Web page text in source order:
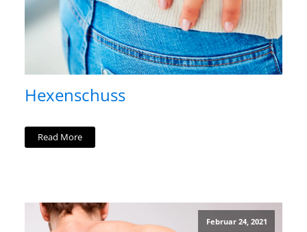
Hexenschuss
Read More
Februar 24, 2021